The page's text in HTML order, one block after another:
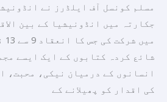
نے
بچوں
کی
حفاظت
کے
لیے
مسلم کونسل آف ایلڈرز نے
شائع کردہ کتابوں کے ایک ایسے
انسانوں کے درمیان نیکی، محبت،
کی اقدار کو پھیلانے کے
فروغ
والی
100
سے